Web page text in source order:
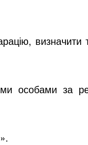
визначити
особами за